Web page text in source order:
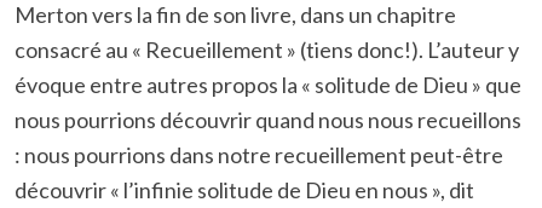
Merton vers la fin de son livre, dans un chapitre
consacré au « Recueillement » (tiens donc!). L’auteur y
évoque entre autres propos la « solitude de Dieu » que
nous pourrions découvrir quand nous nous recueillons
: nous pourrions dans notre recueillement peut-être
découvrir « l’infinie solitude de Dieu en nous », dit